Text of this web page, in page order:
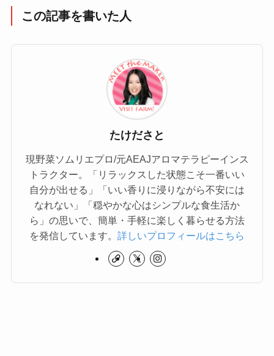
この記事を書いた人
たけださと
現野菜ソムリエプロ/元AEAJアロマテラピーインス
トラクター。「リラックスした状態こそ一番いい
自分が出せる」「いい香りに浸りながら不安には
なれない」「穏やかな心はシンプルな食生活か
ら」の思いで、簡単・手軽に楽しく暮らせる方法
を発信しています。 詳しいプロフィールはこちら